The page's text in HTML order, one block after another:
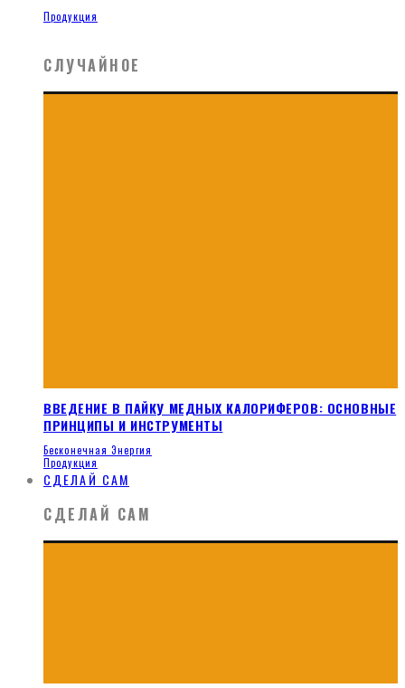
Продукция
СЛУЧАЙНОЕ
ВВЕДЕНИЕ В ПАЙКУ МЕДНЫХ КАЛОРИФЕРОВ: ОСНОВНЫЕ
ПРИНЦИПЫ И ИНСТРУМЕНТЫ
Бесконечная Энергия
Продукция
СДЕЛАЙ САМ
СДЕЛАЙ САМ